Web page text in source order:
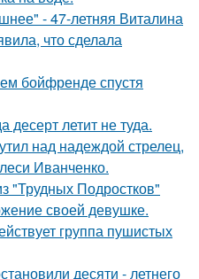
- 47-летняя Виталина
что сделала
бойфренде спустя
десерт летит не туда.
над надеждой стрелец,
Иванченко.
"Трудных Подростков"
своей девушке.
группа пушистых
десяти - летнего